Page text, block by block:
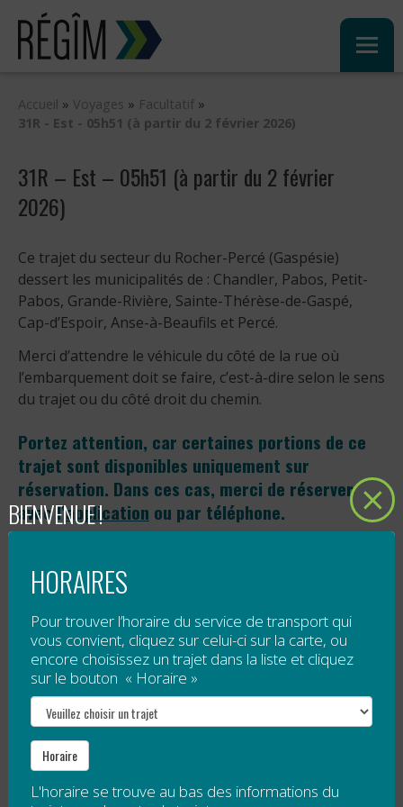
Sauter
contenu
Accueil » Voyages » Facultatif »
31R - Est - 05h51 (à partir du 2 février 2026)
31R – Est – 05h51 (à partir du 2 février
2026)
Ce trajet du secteur du Rocher-Percé (Gaspésie)
dessert les municipalités de : Chandler, Pabos, Petit-
Pabos, Grande-Rivière, Sainte-Thérèse-de-Gaspé,
Cap-d’Espoir, Anse-à-Beaufils et Percé.
Merci d’attendre le véhicule du côté de la rue où
l’embarquement doit se faire, c’est-à-dire selon le sens
du trajet ou du côté droit du chemin.
Portez attention, car certaines portions de ce
trajet sont disponibles uniquement sur
réservation. Dans ces cas, merci de réserver
avec l’application ou par téléphone.
Pour tout embarquement sur :
Percé
Le dernier départ (18h02) de Percé vers
Chandler
Pour tout embarquement à toutes les heures à
:
Anse-à-Beaufils
BIENVENUE !
HORAIRES
Pour trouver l’horaire du service de transport qui
vous convient, cliquez sur celui-ci sur la carte, ou
encore choisissez un trajet dans la liste et cliquez
sur le bouton « Horaire »
Horaire
L'horaire se trouve au bas des informations du